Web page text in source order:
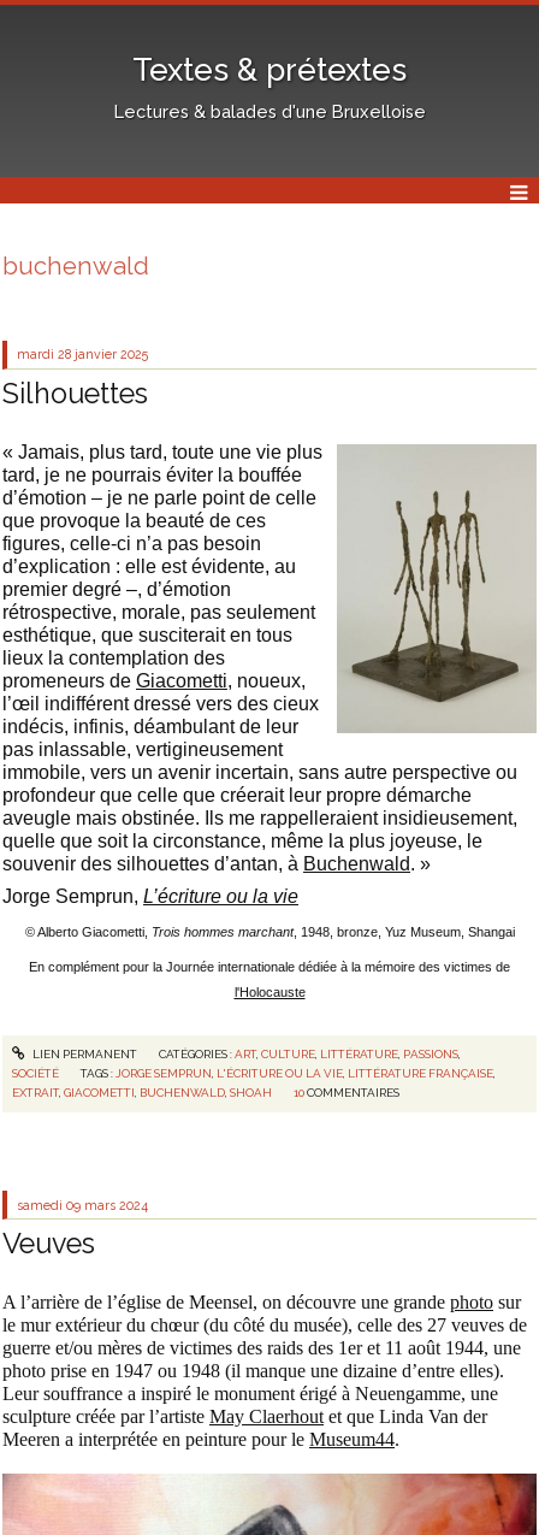
Textes & prétextes
Lectures & balades d'une Bruxelloise
buchenwald
mardi 28 janvier 2025
Silhouettes
« Jamais, plus tard, toute une vie plus
tard, je ne pourrais éviter la bouffée
d’émotion – je ne parle point de celle
que provoque la beauté de ces
figures, celle-ci n’a pas besoin
d’explication : elle est évidente, au
premier degré –, d’émotion
rétrospective, morale, pas seulement
esthétique, que susciterait en tous
lieux la contemplation des
promeneurs de Giacometti, noueux,
l’œil indifférent dressé vers des cieux
indécis, infinis, déambulant de leur
pas inlassable, vertigineusement
immobile, vers un avenir incertain, sans autre perspective ou
profondeur que celle que créerait leur propre démarche
aveugle mais obstinée. Ils me rappelleraient insidieusement,
quelle que soit la circonstance, même la plus joyeuse, le
souvenir des silhouettes d’antan, à Buchenwald. »
Jorge Semprun, L’écriture ou la vie
© Alberto Giacometti, Trois hommes marchant, 1948, bronze, Yuz Museum, Shangai
En complément pour la Journée internationale dédiée à la mémoire des victimes de
l'Holocauste
LIEN PERMANENT CATÉGORIES :ART, CULTURE, LITTÉRATURE, PASSIONS,
SOCIÉTÉ
TAGS : JORGE SEMPRUN L'ÉCRITURE OU LA VIE LITTÉRATURE FRANÇAISE
EXTRAIT,GIACOMETTI BUCHENWALD ,SHOAH 10 COMMENTAIRES
samedi 09 mars 2024
Veuves
A l’arrière de l’église de Meensel, on découvre une grande photo sur
le mur extérieur du chœur (du côté du musée), celle des 27 veuves de
guerre et/ou mères de victimes des raids des 1er et 11 août 1944, une
photo prise en 1947 ou 1948 (il manque une dizaine d’entre elles).
Leur souffrance a inspiré le monument érigé à Neuengamme, une
sculpture créée par l’artiste May Claerhout et que Linda Van der
Meeren a interprétée en peinture pour le Museum44.